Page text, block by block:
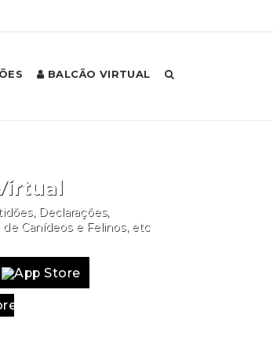
BALCÃO VIRTUAL
Declarações,
Canídeos e Felinos, etc